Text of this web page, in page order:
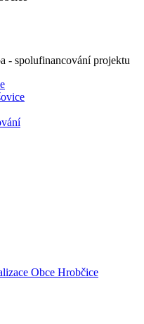
- spolufinancování projektu